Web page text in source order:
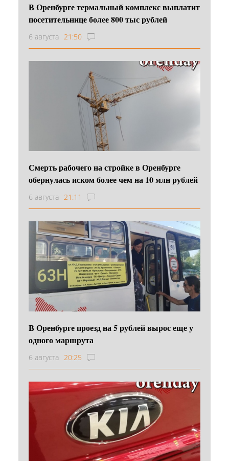
В Оренбурге термальный комплекс выплатит
посетительнице более 800 тыс рублей
6 августа 21:50
Смерть рабочего на стройке в Оренбурге
обернулась иском более чем на 10 млн рублей
6 августа 21:11
В Оренбурге проезд на 5 рублей вырос еще у
одного маршрута
6 августа 20:25